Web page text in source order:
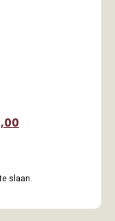
slaan.